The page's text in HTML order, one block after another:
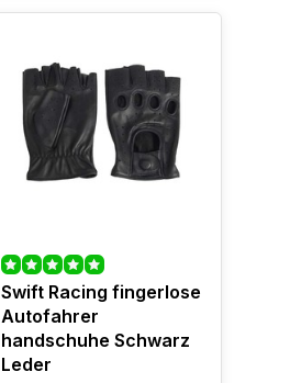
Swift Racing fingerlose
Autofahrer
handschuhe Schwarz
Leder